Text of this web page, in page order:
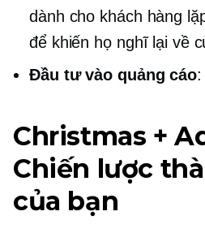
dành cho khách hàng
để khiến họ nghĩ lại về
Đầu tư vào quảng cáo
Christmas +
Chiến lược
của bạn